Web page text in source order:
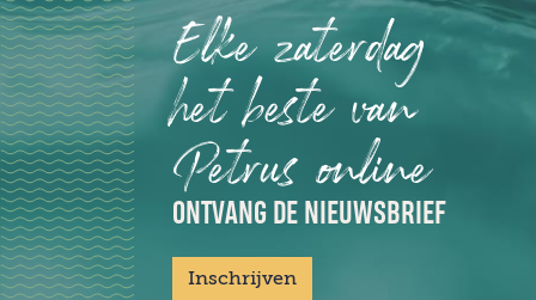
Elke zaterdag
het beste van
Petrus online
ONTVANG DE NIEUWSBRIEF
Inschrijven